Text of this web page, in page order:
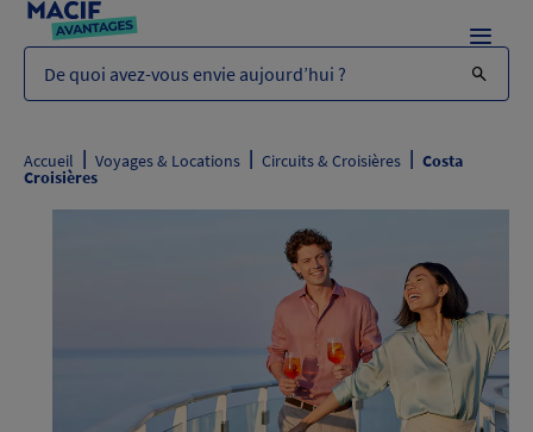
De quoi avez-vous envie aujourd’hui ?
Menu
Accueil | Voyages & Locations | Circuits & Croisières | Costa
Croisières